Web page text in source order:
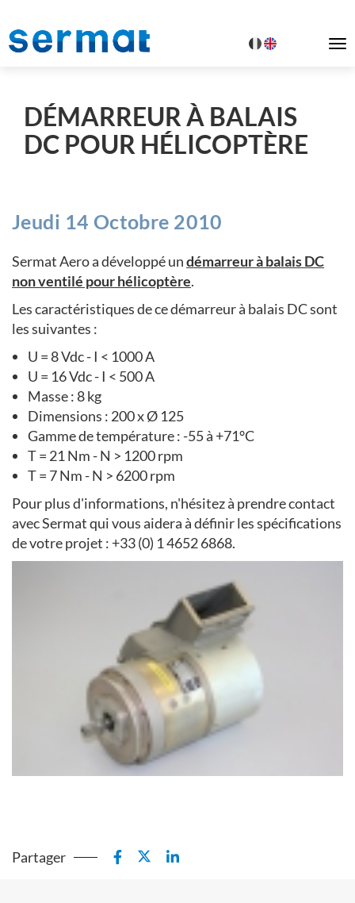
DÉMARREUR À BALAIS
DC POUR HÉLICOPTÈRE
Jeudi 14 Octobre 2010
Sermat Aero a développé undémarreur à balais DC
non ventilé pour hélicoptère.
Les caractéristiques de ce démarreur à balais DC sont
les suivantes :
U = 8 Vdc - I < 1000 A
U = 16 Vdc - I < 500 A
Masse : 8 kg
Dimensions : 200 x Ø 125
Gamme de température : -55 à +71°C
T = 21 Nm - N > 1200 rpm
T = 7 Nm - N > 6200 rpm
Pour plus d'informations, n'hésitez à prendre contact
avec Sermat qui vous aidera à définir les spécifications
de votre projet : +33 (0) 1 4652 6868.
Partager